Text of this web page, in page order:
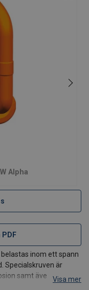
Alpha
PDF
inom ett spann
Specialskruven är
samt även
Visa mer